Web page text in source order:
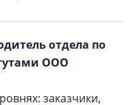
отдела по
ООО
заказчики,